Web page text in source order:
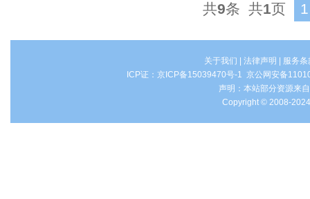
共9条 共1页 1
关于我们 法律声明
服务条
ICP证： 京ICP备15039470号-1 京公网安备
声明：本站部分资源来
Copyright © 2008-